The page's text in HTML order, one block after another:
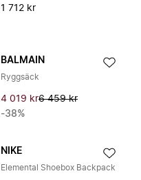
1 712 kr
BALMAIN
Ryggsäck
4 019 kr6 459 kr
-38%
NIKE
Elemental Shoebox Backpack